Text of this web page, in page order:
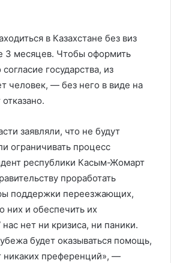
в Казахстане без виз
3 месяцев. Чтобы оформить
государства, из
человек, — без него в виде на
заявляли, что не будут
ограничивать процесс
республики Касым-Жомарт
проработать
поддержки переезжающих,
них и обеспечить их
нас нет ни кризиса, ни паники.
будет оказываться помощь,
никаких преференций», —